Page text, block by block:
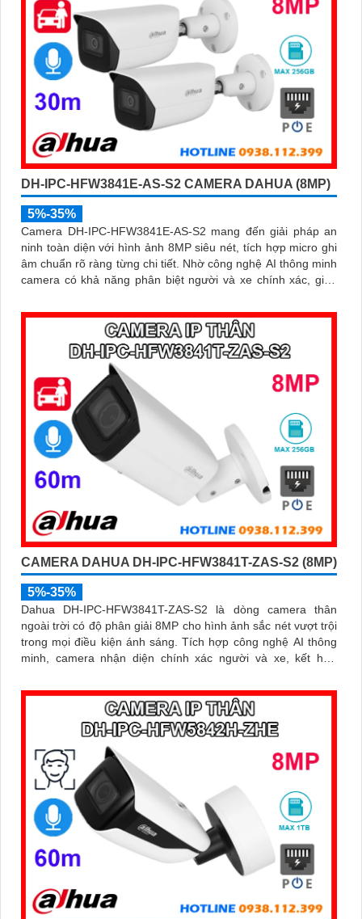
DH-IPC-HFW3841E-AS-S2 CAMERA DAHUA (8MP)
5%-35%
Camera DH-IPC-HFW3841E-AS-S2 mang đến giải pháp an
ninh toàn diện với hình ảnh 8MP siêu nét, tích hợp micro ghi
âm chuẩn rõ ràng từng chi tiết. Nhờ công nghệ AI thông minh
camera có khả năng phân biệt người và xe chính xác, giúp
CAMERA DAHUA DH-IPC-HFW3841T-ZAS-S2 (8MP)
5%-35%
Dahua DH-IPC-HFW3841T-ZAS-S2 là dòng camera thân
ngoài trời có độ phân giải 8MP cho hình ảnh sắc nét vượt trội
trong mọi điều kiện ánh sáng. Tích hợp công nghệ AI thông
minh, camera nhận diện chính xác người và xe, kết hợp
đến 256GB mang đến giải pháp giám sát toàn diện và hiệu